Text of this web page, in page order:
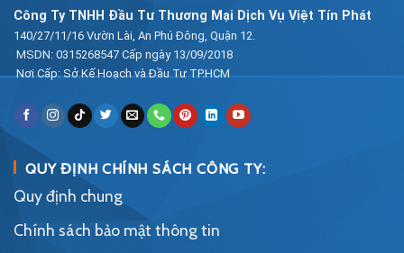
Công Ty TNHH Đầu Tư Thương Mại Dịch Vụ Việt Tín Phát
140/27/11/16 Vườn Lài, An Phú Đông, Quận 12.
MSDN: 0315268547 Cấp ngày 13/09/2018
Nơi Cấp: Sở Kế Hoạch và Đầu Tư TP.HCM
QUY ĐỊNH CHÍNH SÁCH CÔNG TY:
Quy định chung
Chính sách bảo mật thông tin